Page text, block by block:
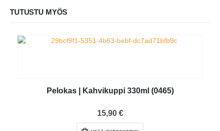
TUTUSTU MYÖS
Pelokas | Kahvikuppi 330ml (0465)
0out of 5
15,90 €